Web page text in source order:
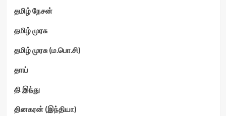
தமிழ் நேசன்
தமிழ் முரசு
தமிழ் முரசு (ம.பொ.சி)
தாய்
தி இந்து
தினகரன் (இந்தியா)